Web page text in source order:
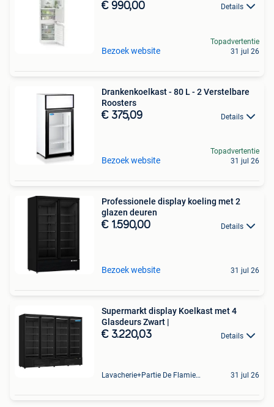
€ 990,00 Details
Bezoek website
Topadvertentie
31 jul 26
Drankenkoelkast - 80 L - 2 Verstelbare
Roosters
€ 375,09 Details
Bezoek website
Topadvertentie
31 jul 26
Professionele display koeling met 2
glazen deuren
€ 1.590,00 Details
Bezoek website 31 jul 26
Supermarkt display Koelkast met 4
Glasdeurs Zwart |
€ 3.220,03 Details
Lavacherie+Partie De Flamierge 31 jul 26